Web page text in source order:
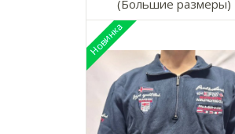
(Большие размеры)